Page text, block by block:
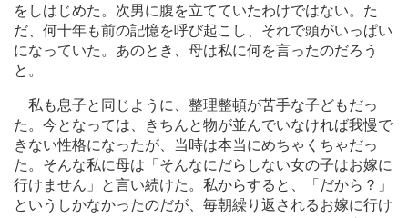
をしはじめた。次男に腹を立てていたわけではない。た
だ、何十年も前の記憶を呼び起こし、それで頭がいっぱい
になっていた。あのとき、母は私に何を言ったのだろう
と。
私も息子と同じように、整理整頓が苦手な子どもだっ
た。今となっては、きちんと物が並んでいなければ我慢で
きない性格になったが、当時は本当にめちゃくちゃだっ
た。そんな私に母は「そんなにだらしない女の子はお嫁に
行けません」と言い続けた。私からすると、「だから？」
というしかなかったのだが、毎朝繰り返されるお嫁に行け